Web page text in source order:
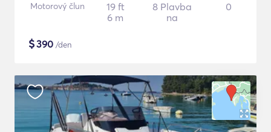
Motorový člun
19 ft
6 m
8 Plavba
na
0
$390 /den